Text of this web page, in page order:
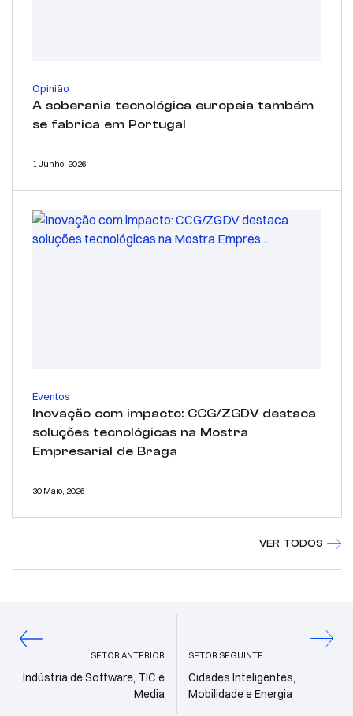
Opinião
A soberania tecnológica europeia também
se fabrica em Portugal
1 Junho, 2026
Eventos
Inovação com impacto: CCG/ZGDV destaca
soluções tecnológicas na Mostra
Empresarial de Braga
30 Maio, 2026
VER TODOS
SETOR ANTERIOR
Indústria de Software, TIC e
Media
SETOR SEGUINTE
Cidades Inteligentes,
Mobilidade e Energia